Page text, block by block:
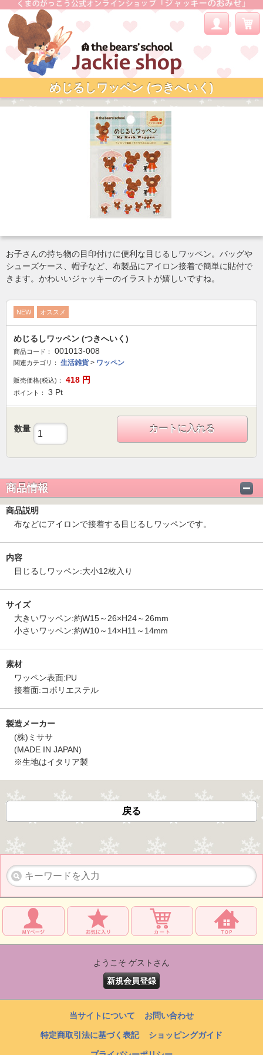
めじるしワッペン (つきへいく)
お子さんの持ち物の目印付けに便利な目じるしワッペン。バッグや
シューズケース、帽子など、布製品にアイロン接着で簡単に貼付で
きます。かわいいジャッキーのイラストが嬉しいですね。
NEW オススメ
めじるしワッペン (つきへいく)
商品コード： 001013-008
関連カテゴリ： 生活雑貨> ワッペン
販売価格(税込)： 418 円
ポイント： 3 Pt
数量 カートに入れる
商品情報
商品説明
布などにアイロンで接着する目じるしワッペンです。
内容
目じるしワッペン:大小12枚入り
サイズ
大きいワッペン:約W15～26×H24～26mm
小さいワッペン:約W10～14×H11～14mm
素材
ワッペン表面:PU
接着面:コポリエステル
製造メーカー
(株)ミササ
(MADE IN JAPAN)
※生地はイタリア製
戻る
ようこそ ゲストさん
新規会員登録
当サイトについて お問い合わせ
特定商取引法に基づく表記 ショッピングガイド